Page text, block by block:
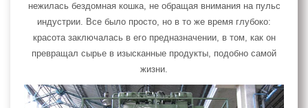
нежилась бездомная кошка, не обращая внимания на пульс
индустрии. Все было просто, но в то же время глубоко:
красота заключалась в его предназначении, в том, как он
превращал сырье в изысканные продукты, подобно самой
жизни.